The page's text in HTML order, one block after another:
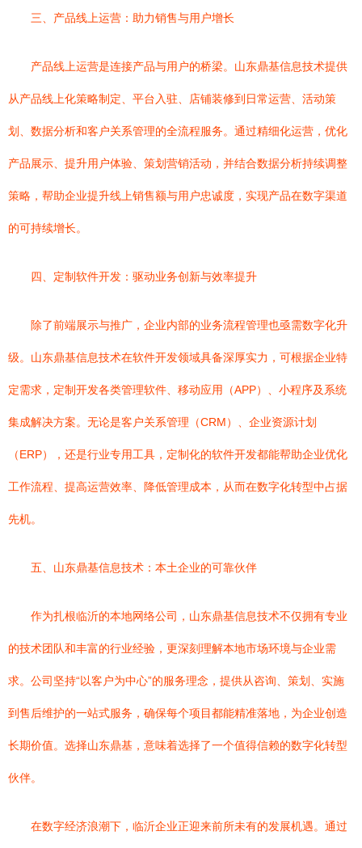
三、产品线上运营：助力销售与用户增长
产品线上运营是连接产品与用户的桥梁。山东鼎基信息技术提供
从产品线上化策略制定、平台入驻、店铺装修到日常运营、活动策
划、数据分析和客户关系管理的全流程服务。通过精细化运营，优化
产品展示、提升用户体验、策划营销活动，并结合数据分析持续调整
策略，帮助企业提升线上销售额与用户忠诚度，实现产品在数字渠道
的可持续增长。
四、定制软件开发：驱动业务创新与效率提升
除了前端展示与推广，企业内部的业务流程管理也亟需数字化升
级。山东鼎基信息技术在软件开发领域具备深厚实力，可根据企业特
定需求，定制开发各类管理软件、移动应用（APP）、小程序及系统
集成解决方案。无论是客户关系管理（CRM）、企业资源计划
（ERP），还是行业专用工具，定制化的软件开发都能帮助企业优化
工作流程、提高运营效率、降低管理成本，从而在数字化转型中占据
先机。
五、山东鼎基信息技术：本土企业的可靠伙伴
作为扎根临沂的本地网络公司，山东鼎基信息技术不仅拥有专业
的技术团队和丰富的行业经验，更深刻理解本地市场环境与企业需
求。公司坚持“以客户为中心”的服务理念，提供从咨询、策划、实施
到售后维护的一站式服务，确保每个项目都能精准落地，为企业创造
长期价值。选择山东鼎基，意味着选择了一个值得信赖的数字化转型
伙伴。
在数字经济浪潮下，临沂企业正迎来前所未有的发展机遇。通过